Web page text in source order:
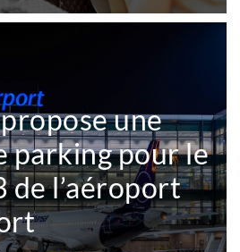
une
parking pour le
de l’aéroport